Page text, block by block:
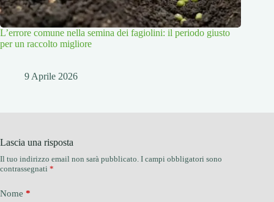
L’errore comune nella semina dei fagiolini: il periodo giusto
per un raccolto migliore
9 Aprile 2026
Lascia una risposta
Il tuo indirizzo email non sarà pubblicato. I campi obbligatori sono
contrassegnati *
Nome *